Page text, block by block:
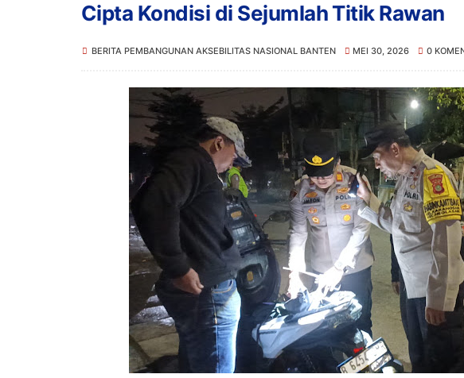
Cipta Kondisi di Sejumlah Titik Rawan
BERITA PEMBANGUNAN AKSEBILITAS NASIONAL BANTEN MEI 30, 2026 0